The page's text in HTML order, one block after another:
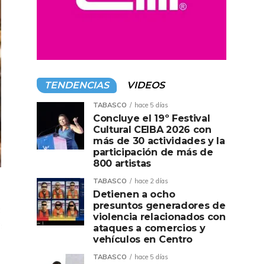
TENDENCIAS VIDEOS
TABASCO hace 5 días
Concluye el 19º Festival
Cultural CEIBA 2026 con
más de 30 actividades y la
participación de más de
800 artistas
TABASCO hace 2 días
Detienen a ocho
presuntos generadores de
violencia relacionados con
ataques a comercios y
vehículos en Centro
TABASCO hace 5 días